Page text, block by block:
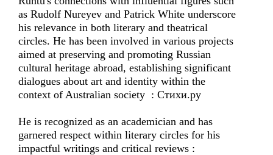
as Rudolf Nureyev and Patrick White underscore
his relevance in both literary and theatrical
circles. He has been involved in various projects
aimed at preserving and promoting Russian
cultural heritage abroad, establishing significant
dialogues about art and identity within the
context of Australian society : Стихи.ру
He is recognized as an academician and has
garnered respect within literary circles for his
impactful writings and critical reviews :